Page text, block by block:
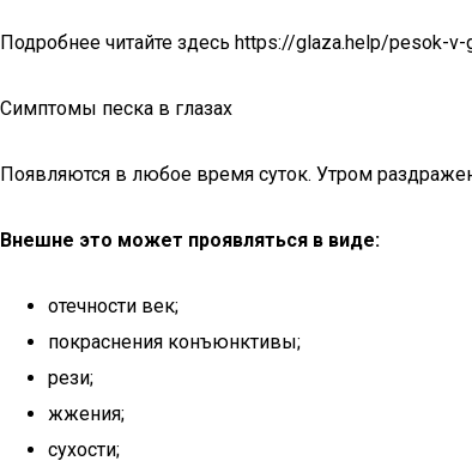
Подробнее читайте здесь https://glaza.help/pesok-v-
Симптомы песка в глазах
Появляются в любое время суток. Утром
Внешне это может проявляться в виде:
отечности век;
покраснения конъюнктивы;
рези;
жжения;
сухости;